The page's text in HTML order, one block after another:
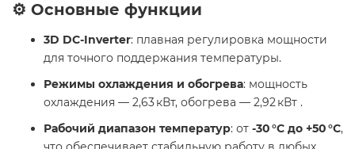
⚙️ Основные функции
3D DC-Inverter: плавная регулировка мощности
для точного поддержания температуры.
Режимы охлаждения и обогрева: мощность
охлаждения — 2,63 кВт, обогрева — 2,92 кВт .
Рабочий диапазон температур: от -30 °C до +50 °C,